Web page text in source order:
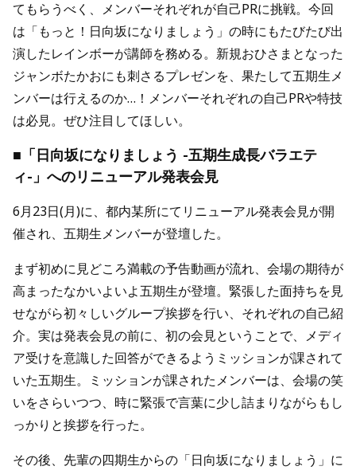
てもらうべく、メンバーそれぞれが自己PRに挑戦。今回
は「もっと！日向坂になりましょう」の時にもたびたび出
演したレインボーが講師を務める。新規おひさまとなった
ジャンボたかおにも刺さるプレゼンを、果たして五期生メ
ンバーは行えるのか…！メンバーそれぞれの自己PRや特技
は必見。ぜひ注目してほしい。
■「日向坂になりましょう -五期生成長バラエテ
ィ-」へのリニューアル発表会見
6月23日(月)に、都内某所にてリニューアル発表会見が開
催され、五期生メンバーが登壇した。
まず初めに見どころ満載の予告動画が流れ、会場の期待が
高まったなかいよいよ五期生が登壇。緊張した面持ちを見
せながら初々しいグループ挨拶を行い、それぞれの自己紹
介。実は発表会見の前に、初の会見ということで、メディ
ア受けを意識した回答ができるようミッションが課されて
いた五期生。ミッションが課されたメンバーは、会場の笑
いをさらいつつ、時に緊張で言葉に少し詰まりながらもし
っかりと挨拶を行った。
その後、先輩の四期生からの「日向坂になりましょう」に